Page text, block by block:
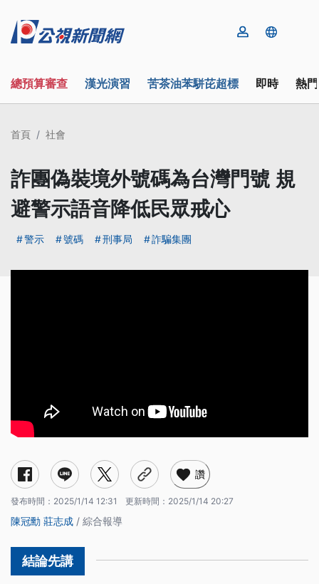
總預算審查 漢光演習 苦茶油苯駢芘超標 即時 熱
首頁 社會
詐團偽裝境外號碼為台灣門號 規
避警示語音降低民眾戒心
警示 號碼 刑事局 詐騙集團
讚
發布時間： 2025/1/14 12:31 更新時間： 2025/1/14 20:27
陳冠勳 莊志成 / 綜合報導